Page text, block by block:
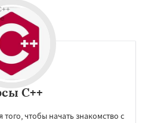
C++
чтобы начать знакомство с